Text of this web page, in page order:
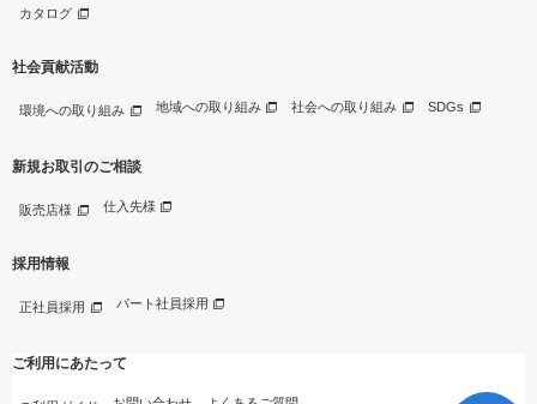
カタログ
社会貢献活動
環境への取り組み 地域への取り組み 社会への取り組み SDGs
新規お取引のご相談
販売店様 仕入先様
採用情報
正社員採用 パート社員採用
ご利用にあたって